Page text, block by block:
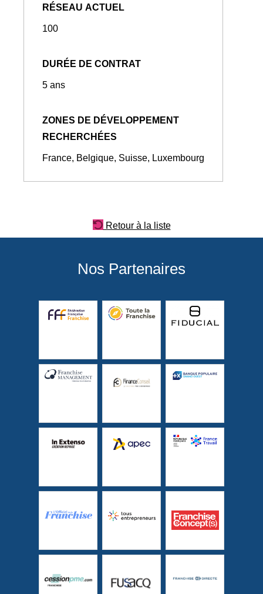
RÉSEAU ACTUEL
100
DURÉE DE CONTRAT
5 ans
ZONES DE DÉVELOPPEMENT
RECHERCHÉES
France, Belgique, Suisse, Luxembourg
Retour à la liste
Nos Partenaires